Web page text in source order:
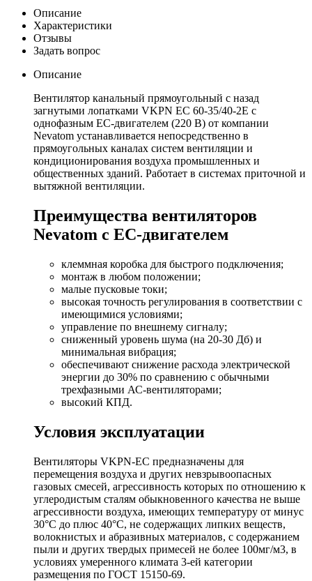
Описание
Характеристики
Отзывы
Задать вопрос
Описание
Вентилятор канальный прямоугольный с назад
загнутыми лопатками VKPN EС 60-35/40-2E с
однофазным EC-двигателем (220 В) от компании
Nevatom устанавливается непосредственно в
прямоугольных каналах систем вентиляции и
кондиционирования воздуха промышленных и
общественных зданий. Работает в системах приточной и
вытяжной вентиляции.
Преимущества вентиляторов
Nevatom с EC-двигателем
клеммная коробка для быстрого подключения;
монтаж в любом положении;
малые пусковые токи;
высокая точность регулирования в соответствии с
имеющимися условиями;
управление по внешнему сигналу;
сниженный уровень шума (на 20-30 Дб) и
минимальная вибрация;
обеспечивают снижение расхода электрической
энергии до 30% по сравнению с обычными
трехфазными АС-вентиляторами;
высокий КПД.
Условия эксплуатации
Вентиляторы VKPN-EC предназначены для
перемещения воздуха и других невзрывоопасных
газовых смесей, агрессивность которых по отношению к
углеродистым сталям обыкновенного качества не выше
агрессивности воздуха, имеющих температуру от минус
30°С до плюс 40°С, не содержащих липких веществ,
волокнистых и абразивных материалов, с содержанием
пыли и других твердых примесей не более 100мг/м3, в
условиях умеренного климата 3-ей категории
размещения по ГОСТ 15150-69.